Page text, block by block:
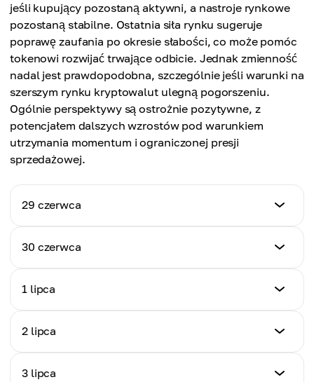
jeśli kupujący pozostaną aktywni, a nastroje rynkowe
pozostaną stabilne. Ostatnia siła rynku sugeruje
poprawę zaufania po okresie słabości, co może pomóc
tokenowi rozwijać trwające odbicie. Jednak zmienność
nadal jest prawdopodobna, szczególnie jeśli warunki na
szerszym rynku kryptowalut ulegną pogorszeniu.
Ogólnie perspektywy są ostrożnie pozytywne, z
potencjałem dalszych wzrostów pod warunkiem
utrzymania momentum i ograniczonej presji
sprzedażowej.
29 czerwca
Cena (USD)
Dzienna zmiana %
30 czerwca
Cena (USD)
Dzienna zmiana %
1 lipca
Cena (USD)
Dzienna zmiana %
2 lipca
Cena (USD)
3 lipca